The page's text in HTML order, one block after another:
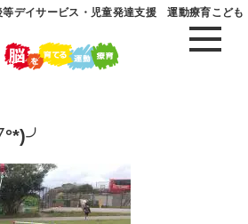
等デイサービス・児童発達支援 運動療育こども